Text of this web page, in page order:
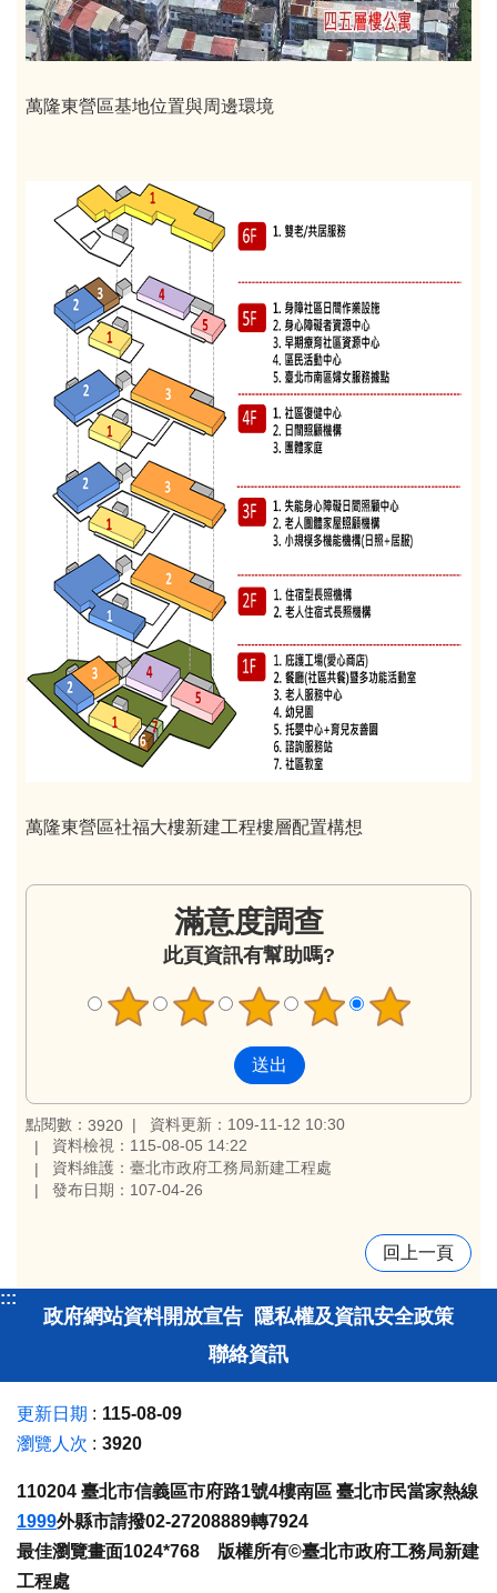
萬隆東營區基地位置與周邊環境
萬隆東營區社福大樓新建工程樓層配置構想
滿意度調查
此頁資訊有幫助嗎?
點閱數： 3920
資料更新：109-11-12 10:30
資料檢視：115-08-05 14:22
資料維護：臺北市政府工務局新建工程處
發布日期：107-04-26
回上一頁
:::
政府網站資料開放宣告 隱私權及資訊安全政策
聯絡資訊
更新日期
115-08-09
瀏覽人次
3920
110204 臺北市信義區市府路1號4樓南區 臺北市民當家熱線
1999外縣市請撥02-27208889轉7924
最佳瀏覽畫面1024*768 版權所有©臺北市政府工務局新建
工程處